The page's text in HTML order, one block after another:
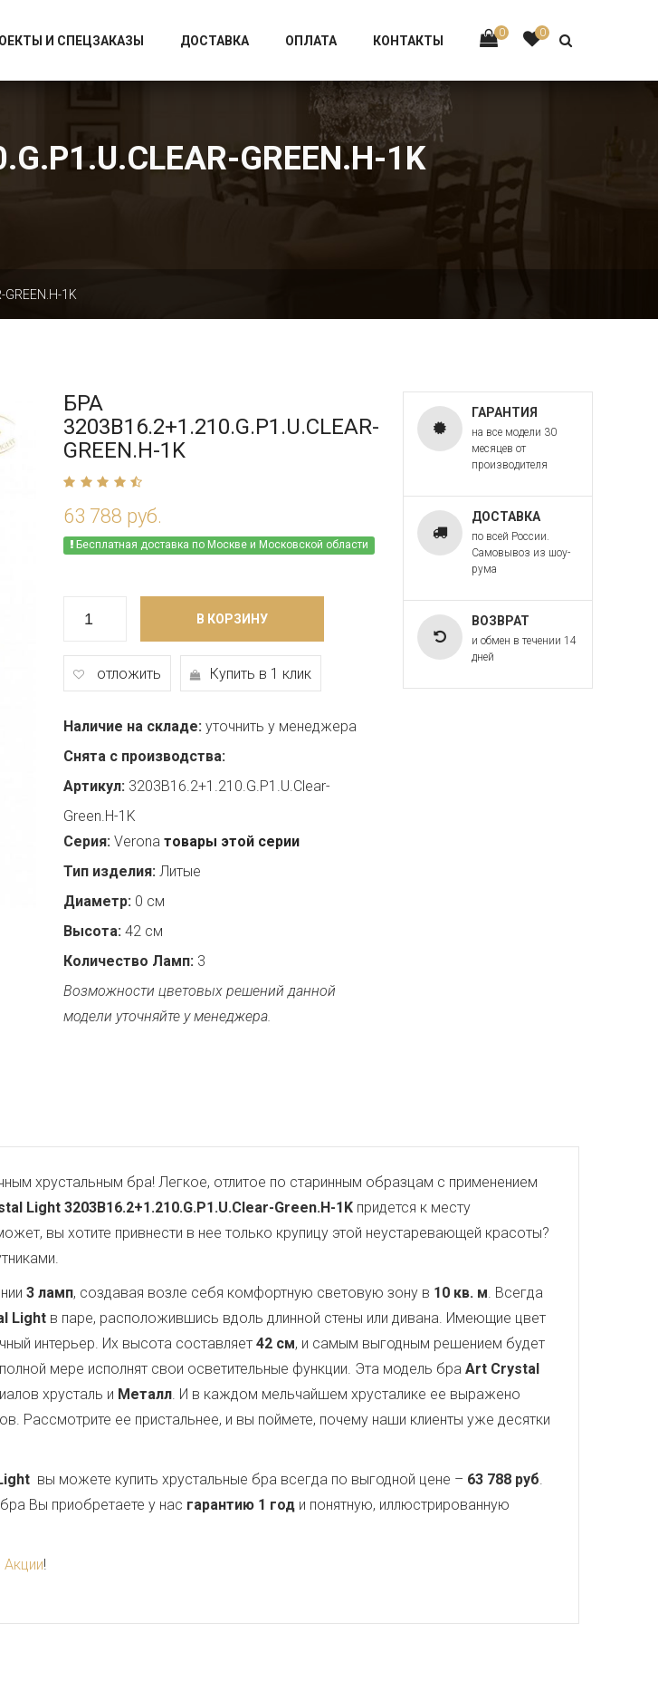
0 0
И СПЕЦЗАКАЗЫ ДОСТАВКА ОПЛАТА КОНТАКТЫ
GREEN.H-1K
1K
БРА
3203B16.2+1.210.G.P1.U.CLEAR-
GREEN.H-1K
63 788 руб.
Бесплатная доставка по Москве и Московской области
В КОРЗИНУ
отложить Купить в 1 клик
Наличие на складе: уточнить у менеджера
Снята с производства:
Артикул: 3203B16.2+1.210.G.P1.U.Clear-
Green.H-1K
Серия: Verona товары этой серии
Тип изделия: Литые
Диаметр: 0 см
Высота: 42 см
Количество Ламп: 3
Возможности цветовых решений данной
модели уточняйте у менеджера.
ГАРАНТИЯ
на все модели 30
месяцев от
производителя
ДОСТАВКА
по всей России.
Самовывоз из шоу-
рума
ВОЗВРАТ
и обмен в течении 14
дней
хрустальным бра! Легкое, отлитое по старинным образцам с применением
Light 3203B16.2+1.210.G.P1.U.Clear-Green.H-1K придется к месту
вы хотите привнести в нее только крупицу этой неустаревающей красоты?
3 ламп, создавая возле себя комфортную световую зону в 10 кв. м. Всегда
Light в паре, расположившись вдоль длинной стены или дивана. Имеющие цвет
интерьер. Их высота составляет 42 см, и самым выгодным решением будет
мере исполнят свои осветительные функции. Эта модель бра Art Crystal
хрусталь и Металл. И в каждом мельчайшем хрусталике ее выражено
Рассмотрите ее пристальнее, и вы поймете, почему наши клиенты уже десятки
вы можете купить хрустальные бра всегда по выгодной цене – 63 788 руб.
Вы приобретаете у нас гарантию 1 год и понятную, иллюстрированную
Акции!